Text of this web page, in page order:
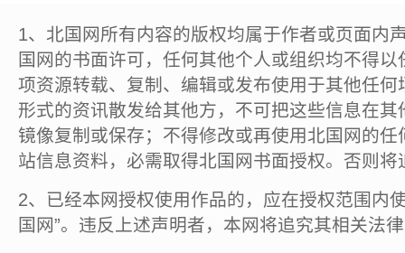
1、北国网所有内容的版权均属于作者或页面内
国网的书面许可，任何其他个人或组织均不得
项资源转载、复制、编辑或发布使用于其他任
形式的资讯散发给其他方，不可把这些信息在
镜像复制或保存；不得修改或再使用北国网的
站信息资料，必需取得北国网书面授权。否则将
2、已经本网授权使用作品的，应在授权范围内
国网”。违反上述声明者，本网将追究其相关法